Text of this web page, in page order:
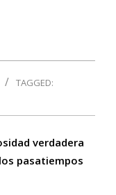
TAGGED:
verdadera
pasatiempos